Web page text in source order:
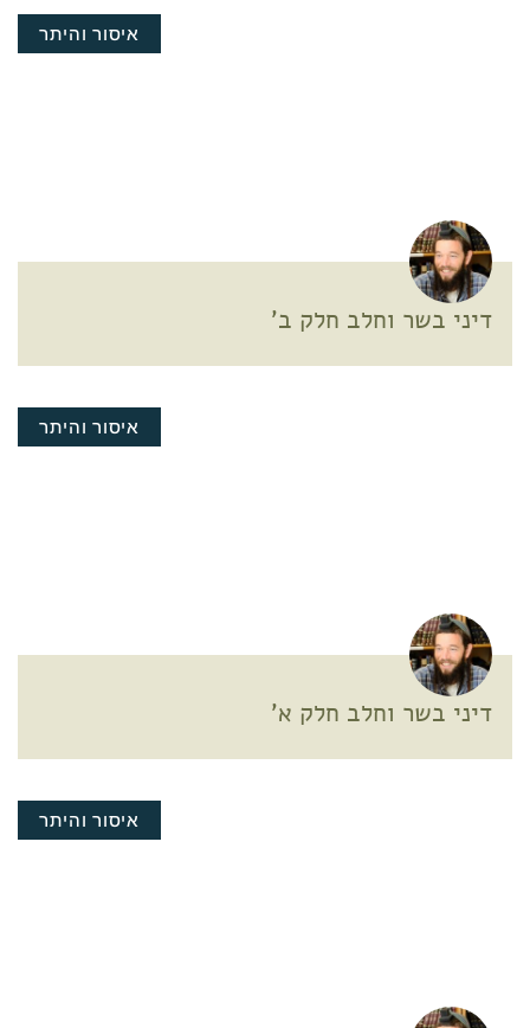
איסור והיתר
דיני בשר וחלב חלק ב'
איסור והיתר
דיני בשר וחלב חלק א'
איסור והיתר